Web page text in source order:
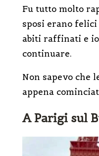
Fu tutto molto
sposi erano
abiti raffinati e io
continuare.
Non sapevo che
appena
A Parigi sul